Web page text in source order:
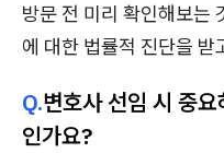
방문 전 미리 확인해보는
에 대한 법률적 진단을
Q.변호사 선임 시 중
인가요?